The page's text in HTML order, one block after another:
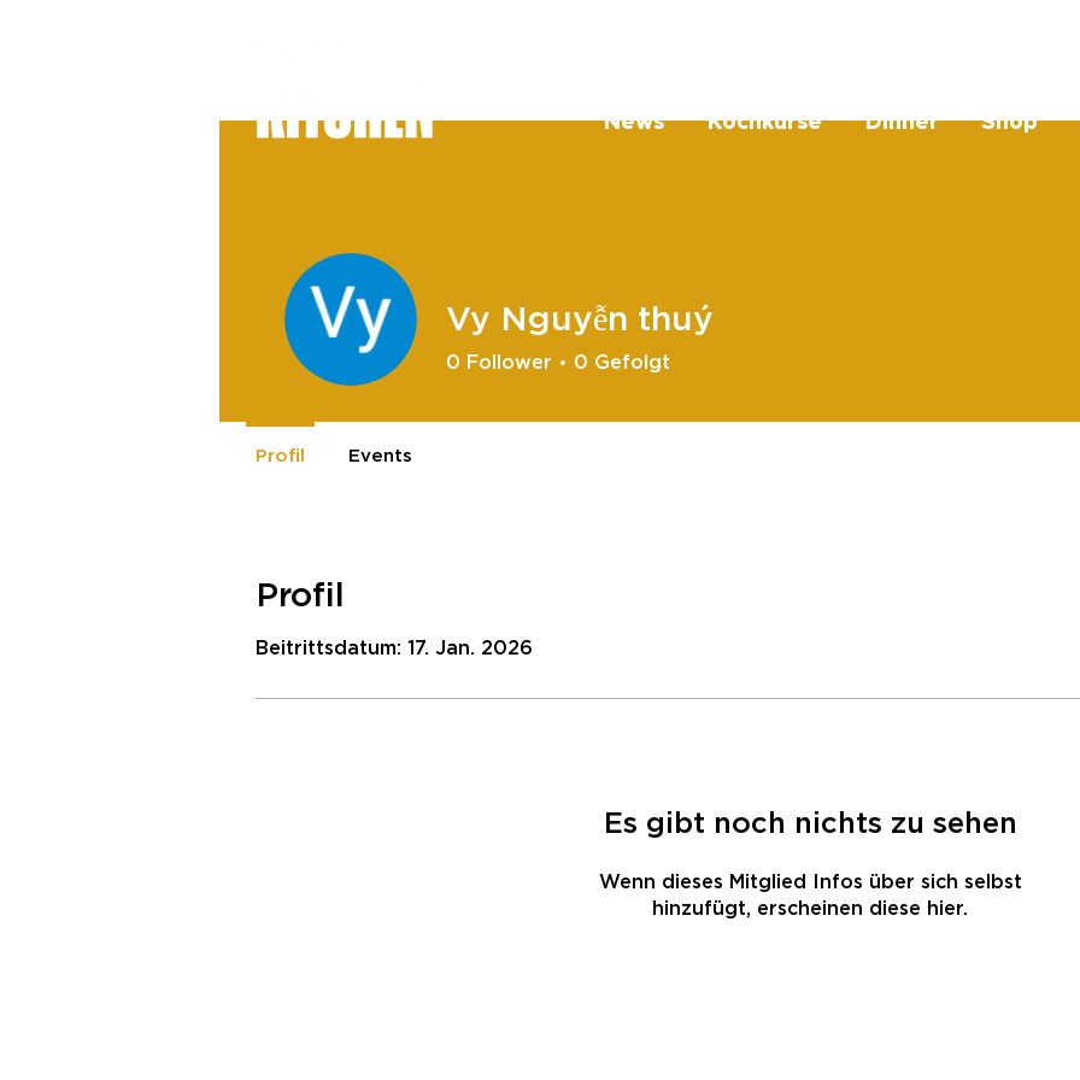
News Kochkurse Dinner Shop
Profil
Beitrittsdatum: 17. Jan. 2026
Es gibt noch nichts zu sehen
Wenn dieses Mitglied Infos über sich selbst
hinzufügt, erscheinen diese hier.
Vy Nguyễn thuý
0 Follower 0 Gefolgt
Profil Events